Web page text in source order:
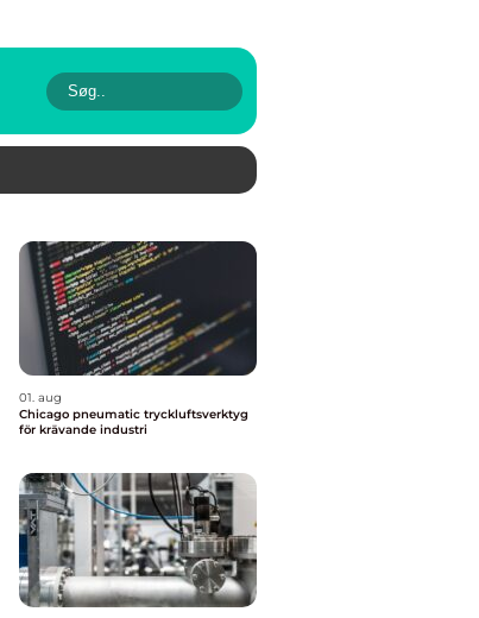
01. aug
Chicago pneumatic tryckluftsverktyg
för krävande industri